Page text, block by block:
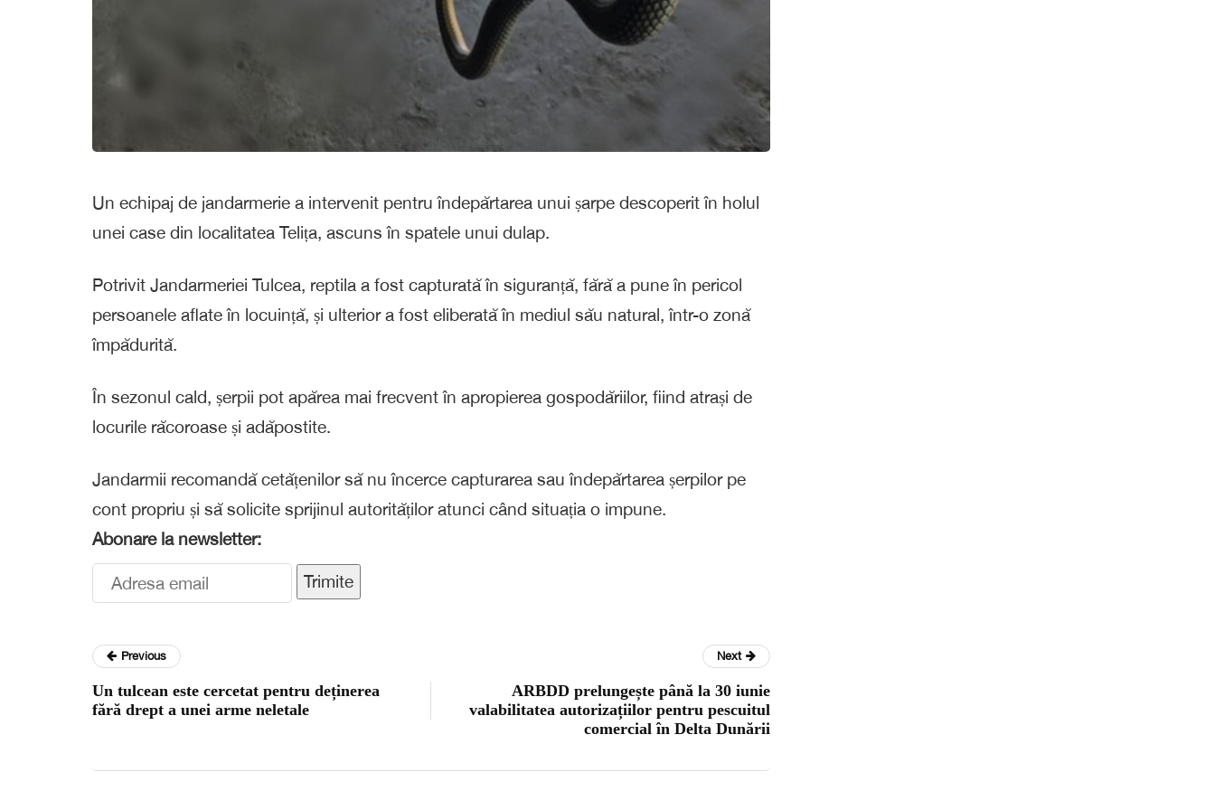
Un echipaj de jandarmerie a intervenit pentru îndepărtarea unui șarpe descoperit în holul
unei case din localitatea Telița, ascuns în spatele unui dulap.
Potrivit Jandarmeriei Tulcea, reptila a fost capturată în siguranță, fără a pune în pericol
persoanele aflate în locuință, și ulterior a fost eliberată în mediul său natural, într-o zonă
împădurită.
În sezonul cald, șerpii pot apărea mai frecvent în apropierea gospodăriilor, fiind atrași de
locurile răcoroase și adăpostite.
Jandarmii recomandă cetățenilor să nu încerce capturarea sau îndepărtarea șerpilor pe
cont propriu și să solicite sprijinul autorităților atunci când situația o impune.
Abonare la newsletter:
Trimite
Previous
Un tulcean este cercetat pentru deținerea
fără drept a unei arme neletale
Next
ARBDD prelungește până la 30 iunie
valabilitatea autorizațiilor pentru pescuitul
comercial în Delta Dunării